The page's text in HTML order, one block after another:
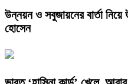
উন্নয়ন ও সবুজায়নের বার্তা
হোসেন